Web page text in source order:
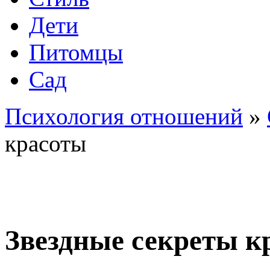
Дети
Питомцы
Сад
Психология отношений »
красоты
Звездные секреты